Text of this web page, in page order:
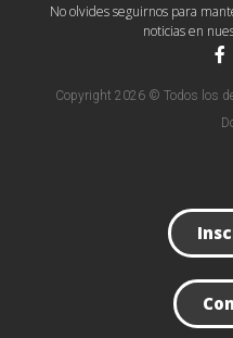
No olvides seguirnos para
noticias en
Copyright 2026 © Todos los